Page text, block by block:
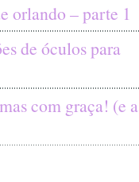
orlando – parte 1
de óculos para
com graça! (e a